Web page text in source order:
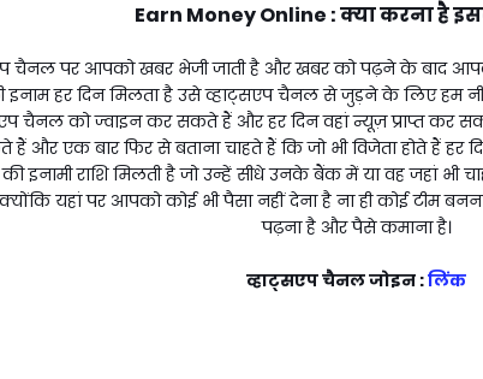
Earn Money Online : क्या करना है
चैनल पर आपको खबर भेजी जाती है और खबर को पढ़ने के बाद
हर दिन मिलता है उसे व्हाट्सएप चैनल से जुड़ने के लिए हम
चैनल को ज्वाइन कर सकते हैं और हर दिन वहां न्यूज़ प्राप्त कर
हैं और एक बार फिर से बताना चाहते हैं कि जो भी विजेता होते हैं हर
इनामी राशि मिलती है जो उन्हें सीधे उनके बैंक में या वह जहां भी
यहां पर आपको कोई भी पैसा नहीं देना है ना ही कोई टीम
पढ़ना है और पैसे कमाना है।
व्हाट्सएप चैनल जोइन :लिंक